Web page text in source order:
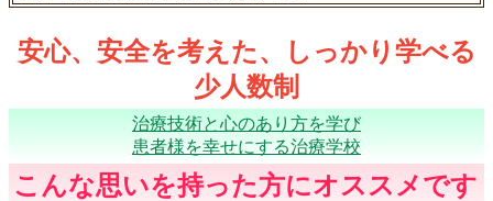
安心、安全を考えた、しっかり学べる
少人数制
治療技術と心のあり方を学び
患者様を幸せにする治療学校
こんな思いを持った方にオススメです